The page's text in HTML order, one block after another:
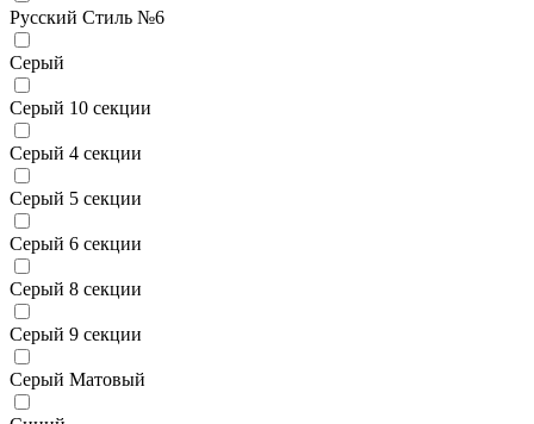
Русский Стиль №6
Серый
Серый 10 секции
Серый 4 секции
Серый 5 секции
Серый 6 секции
Серый 8 секции
Серый 9 секции
Серый Матовый